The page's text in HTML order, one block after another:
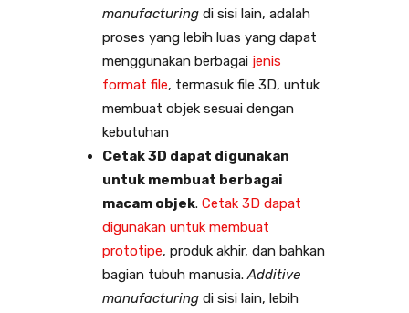
manufacturingdi sisi lain, adalah
proses yang lebih luas yang dapat
menggunakan berbagai jenis
format file, termasuk file 3D, untuk
membuat objek sesuai dengan
kebutuhan
Cetak 3D dapat digunakan
untuk membuat berbagai
macam objek. Cetak 3D dapat
digunakan untuk membuat
prototipe, produk akhir, dan bahkan
bagian tubuh manusia.Additive
manufacturingdi sisi lain, lebih